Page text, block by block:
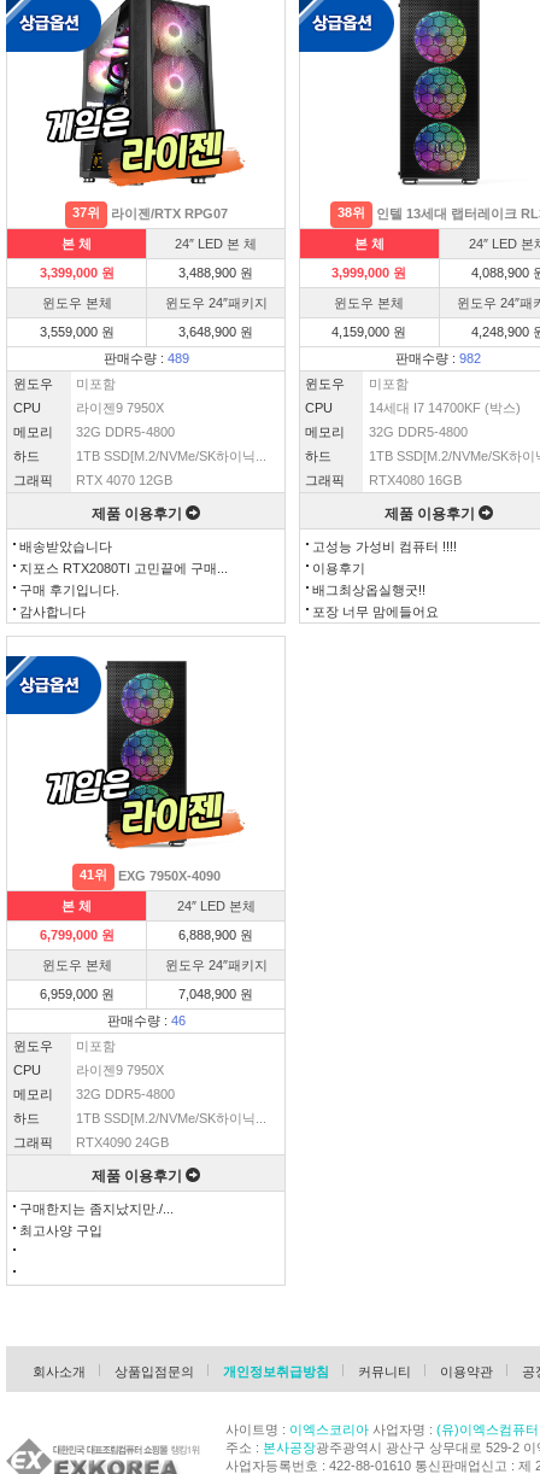
37위 라이젠/RTX RPG07
본 체
24″ LED 본 체
3,399,000 원
3,488,900 원
윈도우 본체
윈도우 24″패키지
3,559,000 원
3,648,900 원
판매수량 : 489
윈도우
미포함
CPU
라이젠9 7950X
메모리
32G DDR5-4800
하드
1TB SSD[M.2/NVMe/SK하이닉...
그래픽
RTX 4070 12GB
제품 이용후기
배송받았습니다
지포스 RTX2080TI 고민끝에 구매...
구매 후기입니다.
감사합니다
38위 인텔 13세대 랩터레이크
본 체
24″ LED 본
3,999,000 원
4,088,900
윈도우 본체
윈도우 24″패
4,159,000 원
4,248,900
판매수량 : 982
윈도우
미포함
CPU
14세대 I7 14700KF (박스)
메모리
32G DDR5-4800
하드
1TB SSD[M.2/NVMe/SK하이
그래픽
RTX4080 16GB
제품 이용후기
고성능 가성비 컴퓨터 !!!!
이용후기
배그최상옵실행굿!!
포장 너무 맘에들어요
41위 EXG 7950X-4090
본 체
24″ LED 본체
6,799,000 원
6,888,900 원
윈도우 본체
윈도우 24″패키지
6,959,000 원
7,048,900 원
판매수량 : 46
윈도우
미포함
CPU
라이젠9 7950X
메모리
32G DDR5-4800
하드
1TB SSD[M.2/NVMe/SK하이닉...
그래픽
RTX4090 24GB
제품 이용후기
구매한지는 좀지났지만./...
최고사양 구입
회사소개 상품입점문의 개인정보취급방침 커뮤니티 이용약관 공
사이트명 : 이엑스코리아사업자명 : (유)이엑스컴퓨터
주소 : 본사공장광주광역시 광산구 상무대로 529-2 이
사업자등록번호 : 422-88-01610 통신판매업신고 : 제